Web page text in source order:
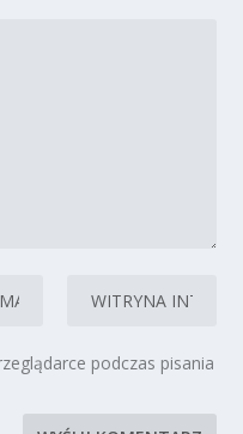
podczas pisania